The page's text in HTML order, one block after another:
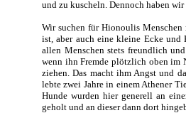
und zu kuscheln. Dennoch haben
Wir suchen für Hionoulis
ist, aber auch eine kleine Ecke und
allen Menschen stets freundlich
wenn ihn Fremde plötzlich oben im
ziehen. Das macht ihm Angst und
lebte zwei Jahre in einem Athener
Hunde wurden hier generell an
geholt und an dieser dann dort